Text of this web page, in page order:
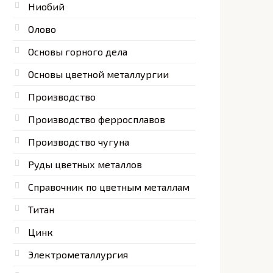
Ниобий
Олово
Основы горного дела
Основы цветной металлургии
Производство
Производство ферросплавов
Производство чугуна
Руды цветных металлов
Справочник по цветным металлам
Титан
Цинк
Электрометаллургия